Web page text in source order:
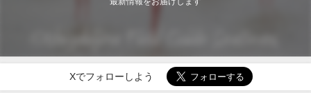
最新情報をお届けします
Xでフォローしよう